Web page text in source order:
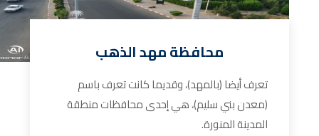
محافظة مهد الذهب
تعرف أيضا (بالمهد)، وقديما كانت تعرف باسم
(معدن بني سليم)، هي إحدى محافظات منطقة
المدينة المنورة.